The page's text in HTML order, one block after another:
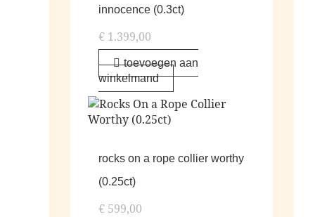
innocence (0.3ct)
€ 1.399,00
toevoegen aan
winkelmand
rocks on a rope collier worthy
(0.25ct)
€ 599,00